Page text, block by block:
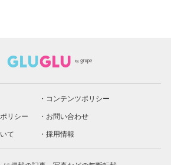
コンテンツポリシー
リシー
お問い合わせ
て
採用情報